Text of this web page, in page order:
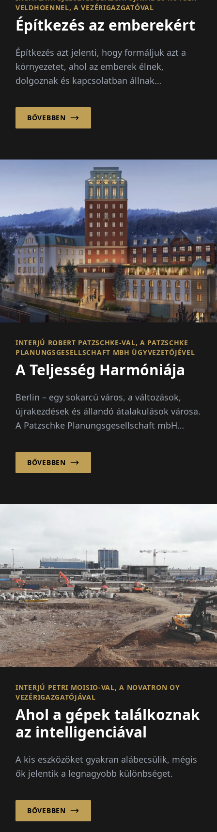
VELDHOENNEL, A VEZÉRIGAZGATÓVAL
Építkezés az emberekért
Építkezés azt jelenti, hogy formáljuk azt a
környezetet, ahol az emberek élnek,
dolgoznak és kapcsolatban állnak
építkezés többről szól, mint...
BŐVEBBEN
INTERJÚ ROBERT PATZSCHKE-VAL, A PATZSCHKE
PLANUNGSGESELLSCHAFT MBH ÜGYVEZETŐJÉVEL
A Teljesség Harmóniája
Berlin – egy sokarcú város, a változások,
újrakezdések és állandó átalakulások városa.
A Patzschke Planungsgesellschaft mbH
nyugalm...
BŐVEBBEN
INTERJÚ PETRI MOISIO-VAL, A NOVATRON OY
VEZÉRIGAZGATÓJÁVAL
Ahol a gépek találkoznak
az intelligenciával
A kis eszközöket gyakran alábecsülik, mégis
ők jelentik a legnagyobb különbséget.
BŐVEBBEN